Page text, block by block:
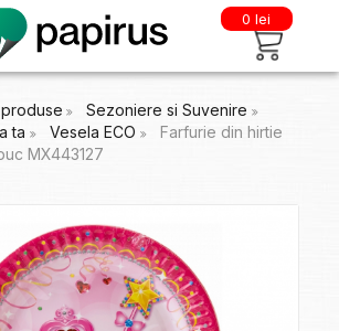
0 lei
Sezoniere si Suvenire
ta
Vesela ECO
Farfurie din hirtie
MX443127